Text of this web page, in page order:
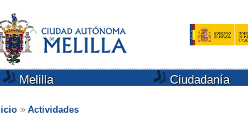
Melilla Ciudadanía
Actividades